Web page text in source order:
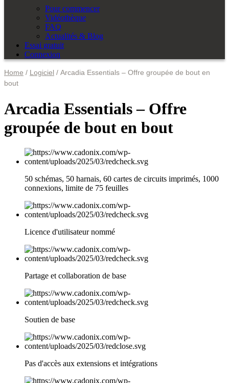
Pour commencer
Vidéothèque
FAQ
Actualités & Blog
Essai gratuit
Connexion
Home / Logiciel / Arcadia Essentials – Offre groupée de bout en
bout
Arcadia Essentials – Offre
groupée de bout en bout
50 schémas, 50 harnais, 60 cartes de circuits imprimés, 1000
connexions, limite de 75 feuilles
Licence d'utilisateur nommé
Partage et collaboration de base
Soutien de base
Pas d'accès aux extensions et intégrations